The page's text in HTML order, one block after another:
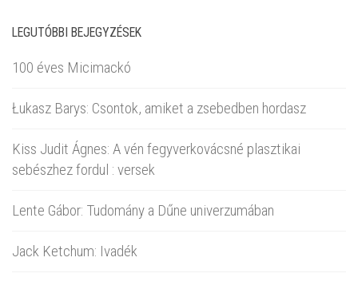
LEGUTÓBBI BEJEGYZÉSEK
100 éves Micimackó
Łukasz Barys: Csontok, amiket a zsebedben hordasz
Kiss Judit Ágnes: A vén fegyverkovácsné plasztikai
sebészhez fordul : versek
Lente Gábor: Tudomány a Dűne univerzumában
Jack Ketchum: Ivadék